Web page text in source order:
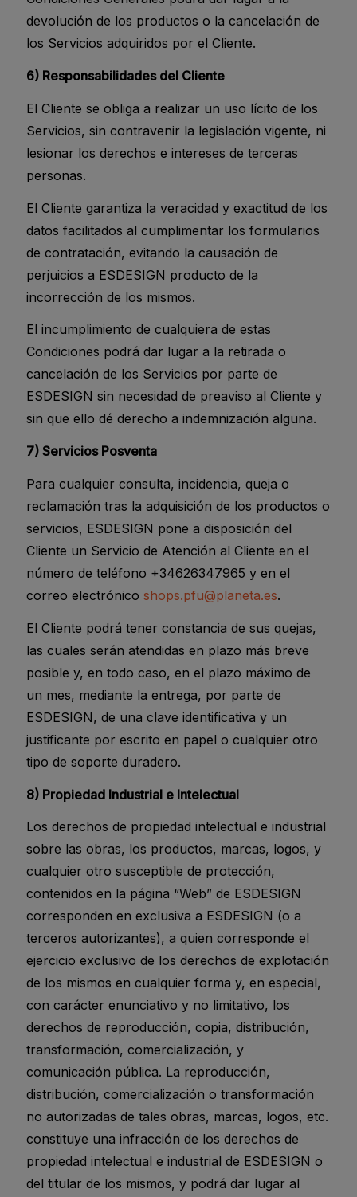
devolución de los productos o la cancelación de
los Servicios adquiridos por el Cliente.
6) Responsabilidades del Cliente
El Cliente se obliga a realizar un uso lícito de los
Servicios, sin contravenir la legislación vigente, ni
lesionar los derechos e intereses de terceras
personas.
El Cliente garantiza la veracidad y exactitud de los
datos facilitados al cumplimentar los formularios
de contratación, evitando la causación de
perjuicios a ESDESIGN producto de la
incorrección de los mismos.
El incumplimiento de cualquiera de estas
Condiciones podrá dar lugar a la retirada o
cancelación de los Servicios por parte de
ESDESIGN sin necesidad de preaviso al Cliente y
sin que ello dé derecho a indemnización alguna.
7) Servicios Posventa
Para cualquier consulta, incidencia, queja o
reclamación tras la adquisición de los productos o
servicios, ESDESIGN pone a disposición del
Cliente un Servicio de Atención al Cliente en el
número de teléfono +34626347965 y en el
correo electrónicoshops.pfu@planeta.es.
El Cliente podrá tener constancia de sus quejas,
las cuales serán atendidas en plazo más breve
posible y, en todo caso, en el plazo máximo de
un mes, mediante la entrega, por parte de
ESDESIGN, de una clave identificativa y un
justificante por escrito en papel o cualquier otro
tipo de soporte duradero.
8) Propiedad Industrial e Intelectual
Los derechos de propiedad intelectual e industrial
sobre las obras, los productos, marcas, logos, y
cualquier otro susceptible de protección,
contenidos en la página “Web” de ESDESIGN
corresponden en exclusiva a ESDESIGN (o a
terceros autorizantes), a quien corresponde el
ejercicio exclusivo de los derechos de explotación
de los mismos en cualquier forma y, en especial,
con carácter enunciativo y no limitativo, los
derechos de reproducción, copia, distribución,
transformación, comercialización, y
comunicación pública. La reproducción,
distribución, comercialización o transformación
no autorizadas de tales obras, marcas, logos, etc.
constituye una infracción de los derechos de
propiedad intelectual e industrial de ESDESIGN o
del titular de los mismos, y podrá dar lugar al